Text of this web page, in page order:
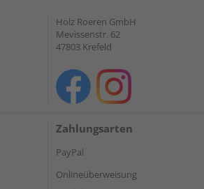
Holz Roeren GmbH
Mevissenstr. 62
47803 Krefeld
Zahlungsarten
PayPal
Onlineüberweisung